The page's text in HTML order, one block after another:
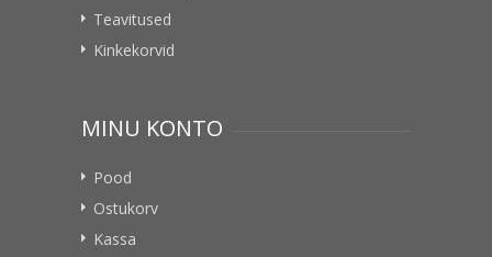
Teavitused
Kinkekorvid
MINU KONTO
Pood
Ostukorv
Kassa